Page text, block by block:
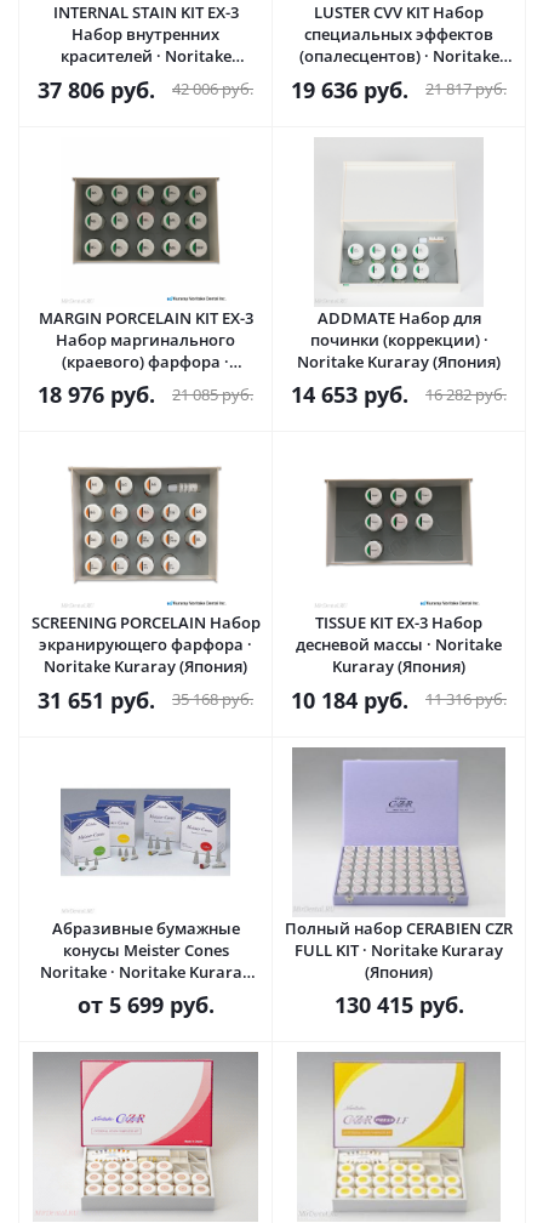
INTERNAL STAIN KIT EX-3
Набор внутренних
красителей · Noritake
Kuraray (Япония)
37 806 руб. 42 006руб.
LUSTER CVV KIT Набор
специальных эффектов
(опалесцентов) · Noritake
Kuraray (Япония)
19 636 руб. 21 817руб.
MARGIN PORCELAIN KIT EX-3
Набор маргинального
(краевого) фарфора ·
Noritake Kuraray (Япония)
18 976 руб. 21 085руб.
ADDMATE Набор для
починки (коррекции) ·
Noritake Kuraray (Япония)
14 653 руб. 16 282руб.
SCREENING PORCELAIN Набор
экранирующего фарфора ·
Noritake Kuraray (Япония)
31 651 руб. 35 168руб.
TISSUE KIT EX-3 Набор
десневой массы · Noritake
Kuraray (Япония)
10 184 руб. 11 316руб.
Абразивные бумажные
конусы Meister Cones
Noritake · Noritake Kuraray
(Япония)
от 5 699 руб.
Полный набор CERABIEN CZR
FULL KIT · Noritake Kuraray
(Япония)
130 415руб.